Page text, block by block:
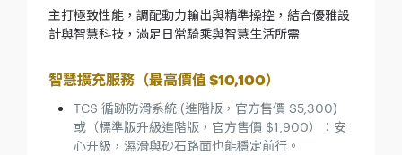
主打極致性能，調配動力輸出與精準操控，結合優雅設
計與智慧科技，滿足日常騎乘與智慧生活所需
智慧擴充服務（最高價值 $10,100）
TCS 循跡防滑系統 (進階版，官方售價 $5,300)
或（標準版升級進階版，官方售價 $1,900）：安
心升級，濕滑與砂石路面也能穩定前行。